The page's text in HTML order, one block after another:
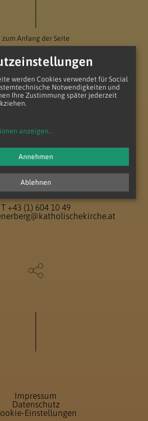
zum Anfang der Seite
Zu den hl. Aposteln
Salvatorianerpl. 1
1100 Wien
T +43 (1) 604 10 49
Impressum
Datenschutz
Einstellungen
werden Cookies verwendet für Social
Notwendigkeiten und
Ihre Zustimmung später jederzeit
anzeigen...
Ablehnen
Annehmen